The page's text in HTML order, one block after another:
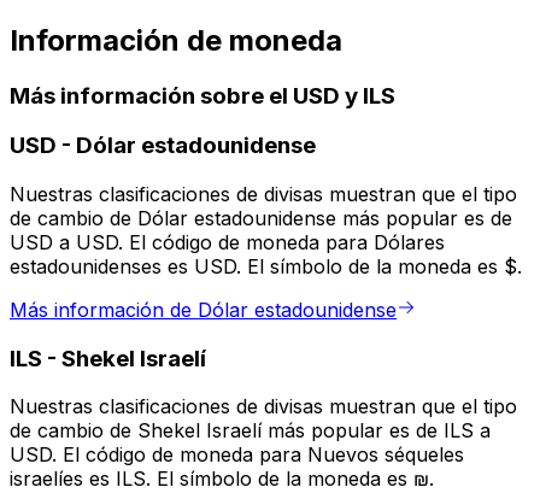
Información de moneda
Más información sobre el USD y ILS
USD - Dólar estadounidense
Nuestras clasificaciones de divisas muestran que el tipo
de cambio de Dólar estadounidense más popular es de
USD a USD. El código de moneda para Dólares
estadounidenses es USD. El símbolo de la moneda es $.
Más información de Dólar estadounidense
ILS - Shekel Israelí
Nuestras clasificaciones de divisas muestran que el tipo
de cambio de Shekel Israelí más popular es de ILS a
USD. El código de moneda para Nuevos séqueles
israelíes es ILS. El símbolo de la moneda es ₪.